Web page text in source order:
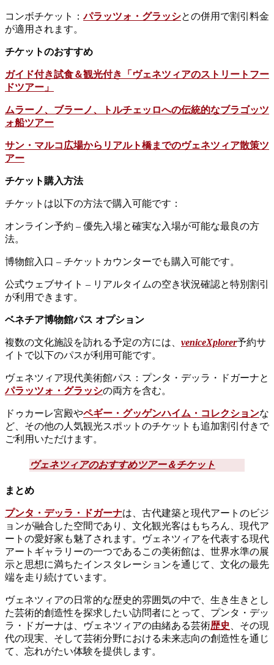
コンボチケット：パラッツォ・グラッシとの併用で割引料金
が適用されます。
チケットのおすすめ
ガイド付き試食＆観光付き「ヴェネツィアのストリートフー
ドツアー」
ムラーノ、ブラーノ、トルチェッロへの伝統的なブラゴッツ
ォ船ツアー
サン・マルコ広場からリアルト橋までのヴェネツィア散策ツ
アー
チケット購入方法
チケットは以下の方法で購入可能です：
オンライン予約 – 優先入場と確実な入場が可能な最良の方
法。
博物館入口 – チケットカウンターでも購入可能です。
公式ウェブサイト – リアルタイムの空き状況確認と特別割引
が利用できます。
ベネチア博物館パス オプション
複数の文化施設を訪れる予定の方には、 veniceXplorer予約サ
イトで以下のパスが利用可能です。
ヴェネツィア現代美術館パス：プンタ・デッラ・ドガーナと
パラッツォ・グラッシの両方を含む。
ドゥカーレ宮殿やペギー・グッゲンハイム・コレクションな
ど、その他の人気観光スポットのチケットも追加割引付きで
ご利用いただけます。
ヴェネツィアのおすすめツアー＆チケット
まとめ
プンタ・デッラ・ドガーナは、古代建築と現代アートのビジ
ョンが融合した空間であり、文化観光客はもちろん、現代ア
ートの愛好家も魅了されます。ヴェネツィアを代表する現代
アートギャラリーの一つであるこの美術館は、世界水準の展
示と思想に満ちたインスタレーションを通じて、文化の最先
端を走り続けています。
ヴェネツィアの日常的な歴史的雰囲気の中で、生き生きとし
た芸術的創造性を探求したい訪問者にとって、プンタ・デッ
ラ・ドガーナは、ヴェネツィアの由緒ある芸術歴史
、その現
代の現実、そして芸術分野における未来志向の創造性を通じ
て、忘れがたい体験を提供します。